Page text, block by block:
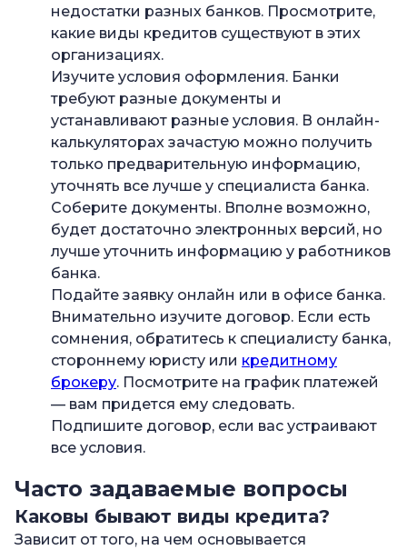
недостатки разных банков. Просмотрите,
какие виды кредитов существуют в этих
организациях.
Изучите условия оформления. Банки
требуют разные документы и
устанавливают разные условия. В онлайн-
калькуляторах зачастую можно получить
только предварительную информацию,
уточнять все лучше у специалиста банка.
Соберите документы. Вполне возможно,
будет достаточно электронных версий, но
лучше уточнить информацию у работников
банка.
Подайте заявку онлайн или в офисе банка.
Внимательно изучите договор. Если есть
сомнения, обратитесь к специалисту банка,
стороннему юристу или кредитному
брокеру. Посмотрите на график платежей
— вам придется ему следовать.
Подпишите договор, если вас устраивают
все условия.
Часто задаваемые вопросы
Каковы бывают виды кредита?
Зависит от того, на чем основывается